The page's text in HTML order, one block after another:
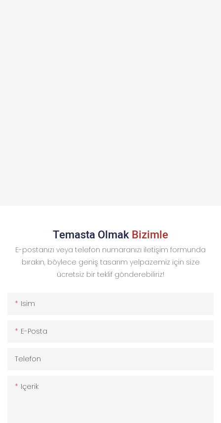
Temasta OlmakBizimle
E-postanızı veya telefon numaranızı iletişim formunda
bırakın, böylece geniş tasarım yelpazemiz için size
ücretsiz bir teklif gönderebiliriz!
Isim
E-Posta
Telefon
Içerik